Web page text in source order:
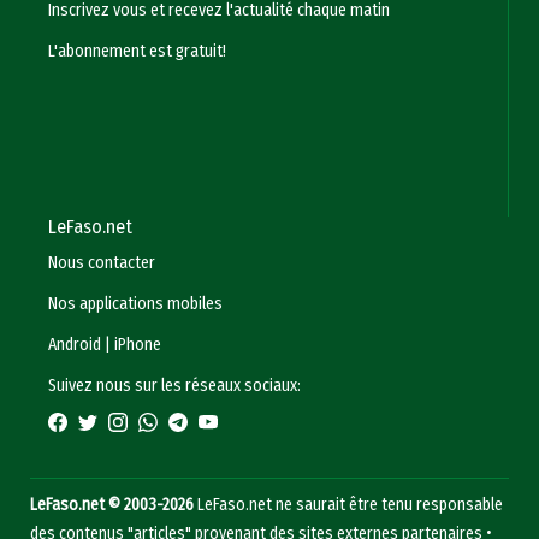
Inscrivez vous et recevez l'actualité chaque matin
L'abonnement est gratuit!
LeFaso.net
Nous contacter
Nos applications mobiles
Android
|iPhone
Suivez nous sur les réseaux sociaux:
LeFaso.net © 2003-2026LeFaso.net ne saurait être tenu responsable
des contenus "articles" provenant des sites externes partenaires •